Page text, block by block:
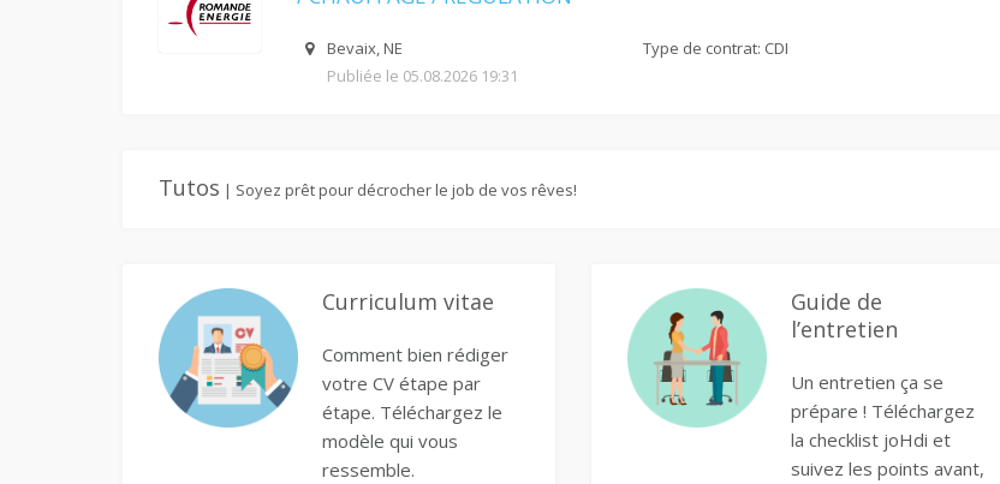
Bevaix, NE
Publiée le 05.08.2026 19:31
Type de contrat: CDI
Tutos | Soyez prêt pour décrocher le job de vos rêves!
Curriculum vitae
Comment bien rédiger
votre CV étape par
étape. Téléchargez le
modèle qui vous
ressemble.
Guide de
l’entretien
Un entretien ça se
prépare ! Téléchargez
la checklist joHdi et
suivez les points avant,